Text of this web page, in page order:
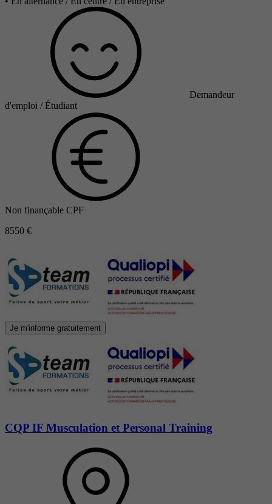
Demandeur
d'emploi / Étudiant
Non finançable CPF
8550 €
Je m'informe gratuitement
CQP IF Musculation et Personal Training